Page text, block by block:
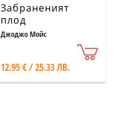
Забраненият
плод
Джоджо Мойс
12.95 € / 25.33 ЛВ.